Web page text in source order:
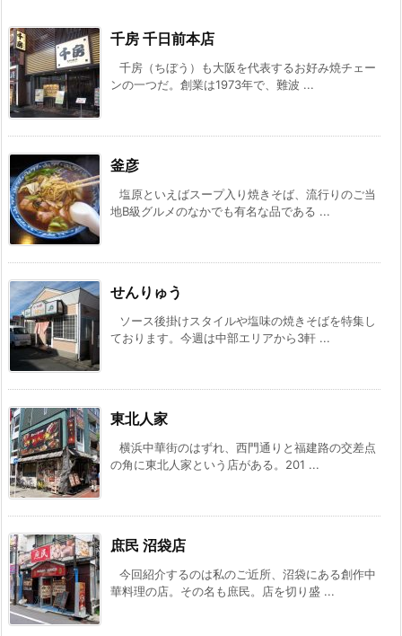
千房 千日前本店
千房（ちぼう）も大阪を代表するお好み焼チェー
ンの一つだ。創業は1973年で、難波 ...
釜彦
塩原といえばスープ入り焼きそば、流行りのご当
地B級グルメのなかでも有名な品である ...
せんりゅう
ソース後掛けスタイルや塩味の焼きそばを特集し
ております。今週は中部エリアから3軒 ...
東北人家
横浜中華街のはずれ、西門通りと福建路の交差点
の角に東北人家という店がある。201 ...
庶民 沼袋店
今回紹介するのは私のご近所、沼袋にある創作中
華料理の店。その名も庶民。店を切り盛 ...